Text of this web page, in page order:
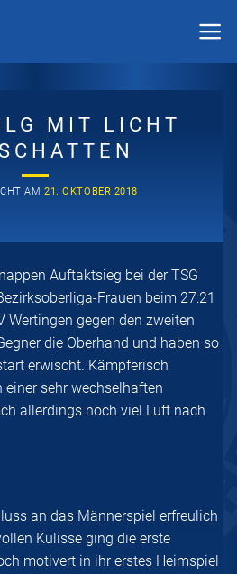
MIT LICHT
AM21. OKTOBER 2018
Auftaktsieg bei der TSG
Frauen beim 27:21
Wertingen gegen den zweiten
die Oberhand und haben so
erwischt. Kämpferisch
sehr wechselhaften
allerdings noch viel Luft nach
an das Männerspiel erfreulich
Kulisse ging die erste
motivert in ihr erstes Heimspiel